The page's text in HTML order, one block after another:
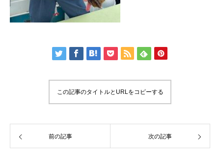
この記事のタイトルとURLをコピーする
前の記事 次の記事